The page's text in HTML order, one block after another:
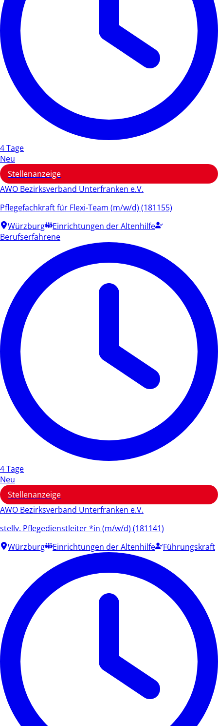
4 Tage
Neu
Stellenanzeige
AWO Bezirksverband Unterfranken e.V.
Pflegefachkraft für Flexi-Team (m/w/d) (181155)
Würzburg
Einrichtungen der Altenhilfe
Berufserfahrene
4 Tage
Neu
Stellenanzeige
AWO Bezirksverband Unterfranken e.V.
stellv. Pflegedienstleiter *in (m/w/d) (181141)
Würzburg
Einrichtungen der Altenhilfe Führungskraft